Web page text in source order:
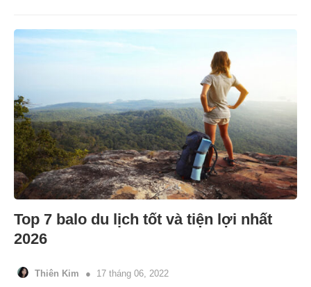
Top 7 balo du lịch tốt và tiện lợi nhất
2026
Thiên Kim 17 tháng 06, 2022